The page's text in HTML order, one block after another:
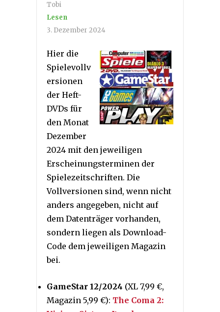
Tobi
Lesen
3. Dezember 2024
Hier die
Spielevollv
ersionen
der Heft-
DVDs für
den Monat
Dezember
2024 mit den jeweiligen
Erscheinungsterminen der
Spielezeitschriften. Die
Vollversionen sind, wenn nicht
anders angegeben, nicht auf
dem Datenträger vorhanden,
sondern liegen als Download-
Code dem jeweiligen Magazin
bei.
GameStar 12/2024 (XL 7,99 €,
Magazin 5,99 €): The Coma 2: